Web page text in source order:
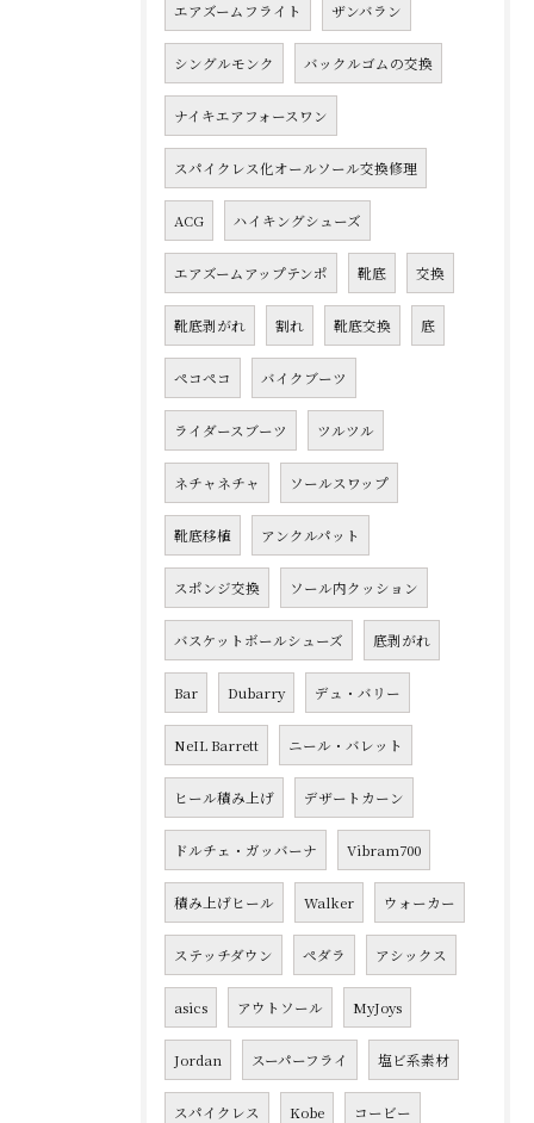
エアズームフライト ザンバラン
シングルモンク バックルゴムの交換
ナイキエアフォースワン
スパイクレス化オールソール交換修理
ACG ハイキングシューズ
エアズームアップテンポ 靴底 交換
靴底剥がれ 割れ 靴底交換 底
ペコペコ バイクブーツ
ライダースブーツ ツルツル
ネチャネチャ ソールスワップ
靴底移植 アンクルパット
スポンジ交換 ソール内クッション
バスケットボールシューズ 底剥がれ
Bar Dubarry デュ・バリー
NeIL Barrett ニール・バレット
ヒール積み上げ デザートカーン
ドルチェ・ガッバーナ Vibram700
積み上げヒール Walker ウォーカー
ステッチダウン ペダラ アシックス
asics アウトソール MyJoys
Jordan スーパーフライ 塩ビ系素材
スパイクレス Kobe コービー